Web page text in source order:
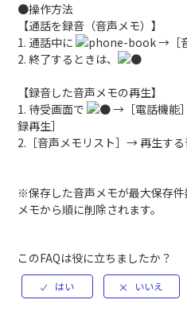
●操作方法
【通話を録音（音声メモ）】
1. 通話中に
→［
2. 終了するときは、
【録音した音声メモの再生】
1. 待受画面で
→［電話機能
録再生］
2.［音声メモリスト］→ 再生す
※保存した音声メモが最大保存
メモから順に削除されます。
このFAQは役に立ちましたか？